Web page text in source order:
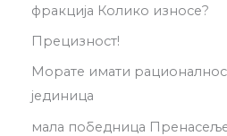
фракција Колико износе?
Прецизност!
Морате имати
јединица
мала победница